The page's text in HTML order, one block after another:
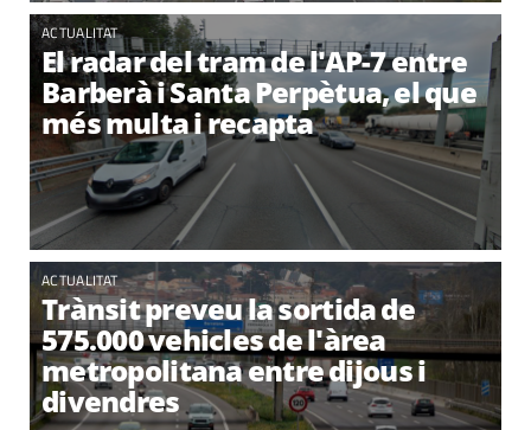
ACTUALITAT
El radar del tram de l'AP-7 entre
Barberà i Santa Perpètua, el que
més multa i recapta
ACTUALITAT
Trànsit preveu la sortida de
575.000 vehicles de l'àrea
metropolitana entre dijous i
divendres